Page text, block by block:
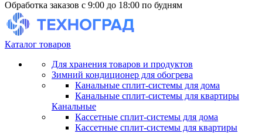
Обработка заказов с 9:00 до 18:00 по будням
Каталог товаров
Для хранения товаров и продуктов
Зимний кондиционер для обогрева
Канальные сплит-системы для дома
Канальные сплит-системы для квартиры
Канальные
Кассетные сплит-системы для дома
Кассетные сплит-системы для квартиры